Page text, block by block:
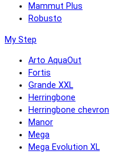
Mammut Plus
Robusto
My Step
Arto AquaOut
Fortis
Grande XXL
Herringbone
Herringbone chevron
Manor
Mega
Mega Evolution XL